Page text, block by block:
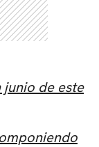
junio de este